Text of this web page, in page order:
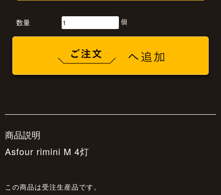
数量 個
商品説明
Asfour rimini M 4灯
この商品は受注生産品です。